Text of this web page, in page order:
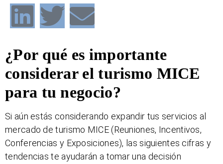
¿Por qué es importante
considerar el turismo MICE
para tu negocio?
Si aún estás considerando expandir tus servicios al
mercado de turismo MICE (Reuniones, Incentivos,
Conferencias y Exposiciones), las siguientes cifras y
tendencias te ayudarán a tomar una decisión